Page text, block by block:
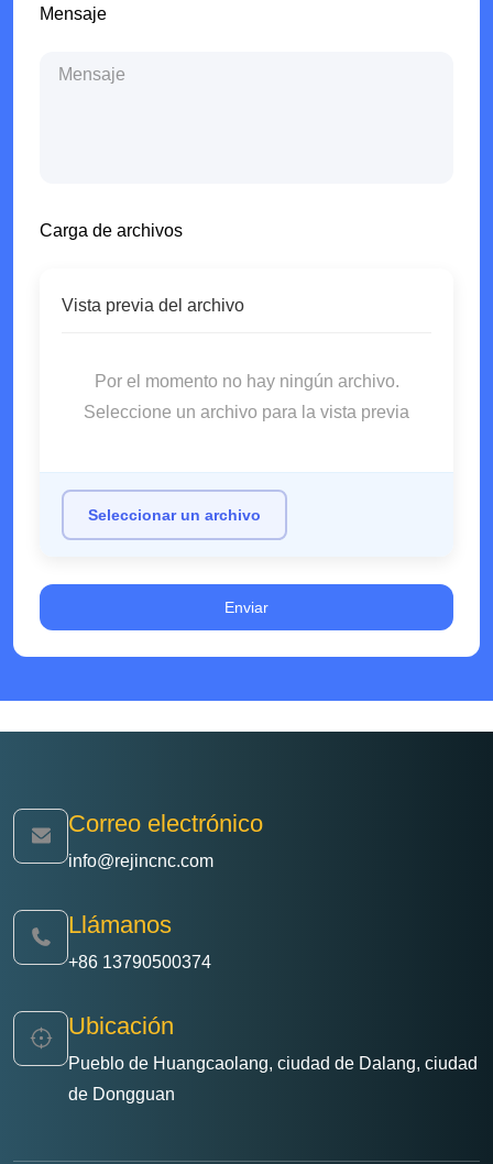
Mensaje
Carga de archivos
Vista previa del archivo
Por el momento no hay ningún archivo.
Seleccione un archivo para la vista previa
Seleccionar un archivo
Correo electrónico
info@rejincnc.com
Llámanos
+86 13790500374
Ubicación
Pueblo de Huangcaolang, ciudad de Dalang, ciudad
de Dongguan